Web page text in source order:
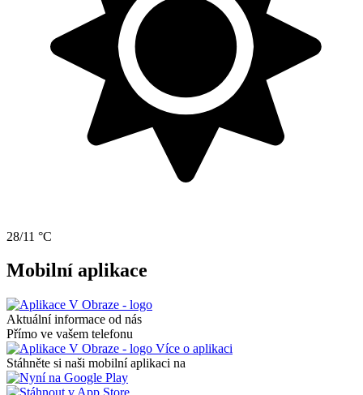
28/11 °C
Mobilní aplikace
Aktuální informace od nás
Přímo ve vašem telefonu
Více o aplikaci
Stáhněte si naši mobilní aplikaci na